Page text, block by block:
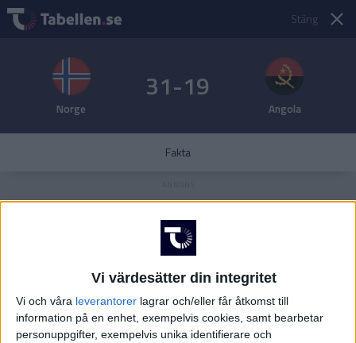
Vi värdesätter din integritet
Vi och våra leverantorer lagrar och/eller får åtkomst till
information på en enhet, exempelvis cookies, samt bearbetar
personuppgifter, exempelvis unika identifierare och
Stäng
Norge
31-19
Angola
Fakta